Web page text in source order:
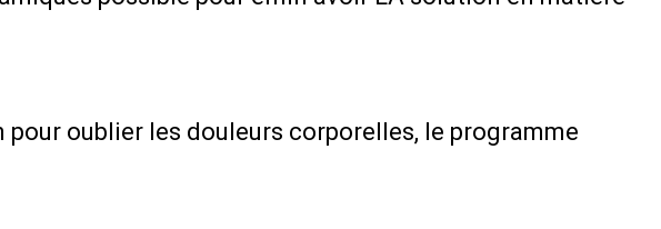
oublier les douleurs corporelles, le programme